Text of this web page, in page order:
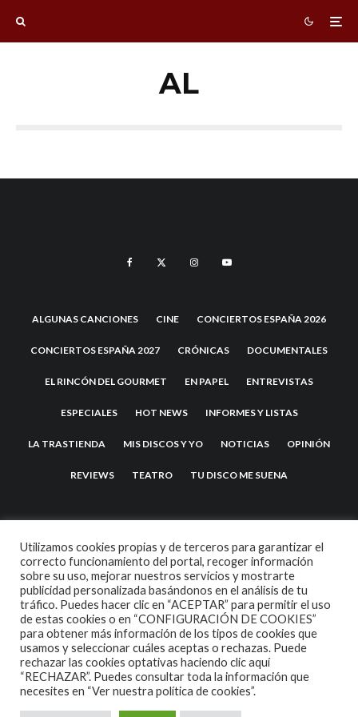
AL
ALGUNAS CANCIONES CINE CONCIERTOS ESPAÑA 2026
CONCIERTOS ESPAÑA 2027 CRÓNICAS DOCUMENTALES
EL RINCÓN DEL GOURMET EN PAPEL ENTREVISTAS
ESPECIALES HOT NEWS INFORMES Y LISTAS
LA TRASTIENDA MIS DISCOS Y YO NOTICIAS OPINIÓN
REVIEWS TEATRO TU DISCO ME SUENA
2007 COPYRIGHT -CODETIPITHEME
Utilizamos cookies propias y de terceros para garantizar el
correcto funcionamiento del portal, recoger información
sobre su uso, mejorar nuestros servicios y mostrarte
publicidad personalizada basándonos en el análisis de tu
tráfico. Puedes hacer clic en “ACEPTAR” para permitir el uso
de estas cookies o en “CONFIGURACIÓN DE COOKIES”
para obtener más información de los tipos de cookies que
usamos y seleccionar cuáles aceptas o rechazas. Puede
rechazar las cookies optativas haciendo clic aquí
“RECHAZAR”. Puedes consultar toda la información que
necesites en “Ver nuestra política de cookies”.